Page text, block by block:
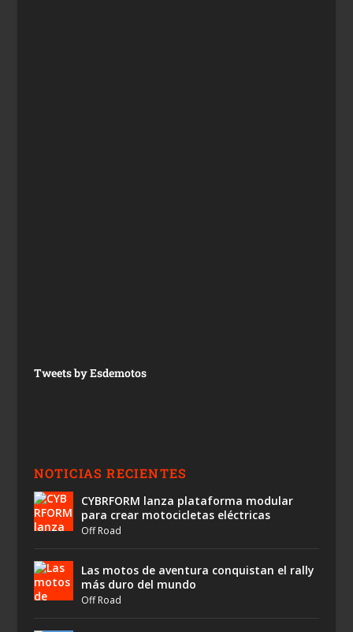
Tweets by Esdemotos
NOTICIAS RECIENTES
CYBRFORM lanza plataforma modular
para crear motocicletas eléctricas
Off Road
Las motos de aventura conquistan el rally
más duro del mundo
Off Road